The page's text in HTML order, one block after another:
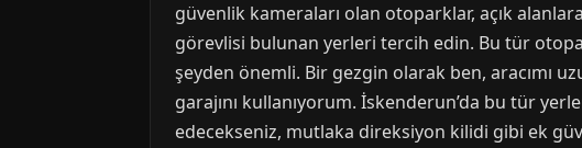
güvenlik kameraları olan otoparklar, açık
görevlisi bulunan yerleri tercih edin. Bu tür
şeyden önemli. Bir gezgin olarak ben, aracımı
garajını kullanıyorum. İskenderun’da bu tür
edecekseniz, mutlaka direksiyon kilidi gibi ek